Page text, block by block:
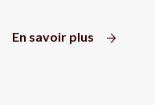
En savoir plus